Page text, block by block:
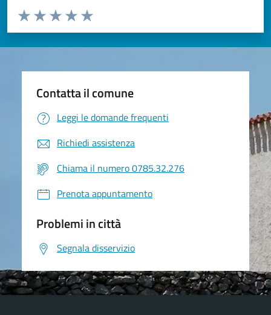
Valuta da 1 a 5 stelle la pagina
Valuta 5 stelle su 5
Valuta 4 stelle su 5
Valuta 3 stelle su 5
Valuta 2 stelle su 5
Valuta 1 stelle su 5
Contatta il comune
Leggi le domande frequenti
Richiedi assistenza
Chiama il numero 0785.32.276
Prenota appuntamento
Problemi in città
Segnala disservizio